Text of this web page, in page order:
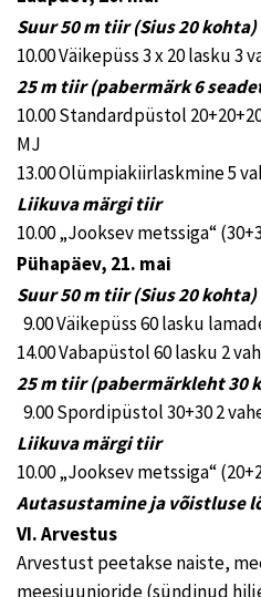
Suur 50 m tiir (Sius 20 kohta)
10.00 Väikepüss 3 x 20 lasku 3
25 m tiir (pabermärk 6
10.00 Standardpüstol
MJ
13.00 Olümpiakiirlaskmine 5
Liikuva märgi tiir
10.00 „Jooksev metssiga“
Pühapäev, 21. mai
Suur 50 m tiir (Sius 20 kohta)
9.00 Väikepüss 60 lasku
14.00 Vabapüstol 60 lasku 2
25 m tiir (pabermärkleht 30
9.00 Spordipüstol 30+30 2
Liikuva märgi tiir
10.00 „Jooksev metssiga“
Autasustamine ja võistluse
VI. Arvestus
Arvestust peetakse naiste,
meesjuunioride (sündinud